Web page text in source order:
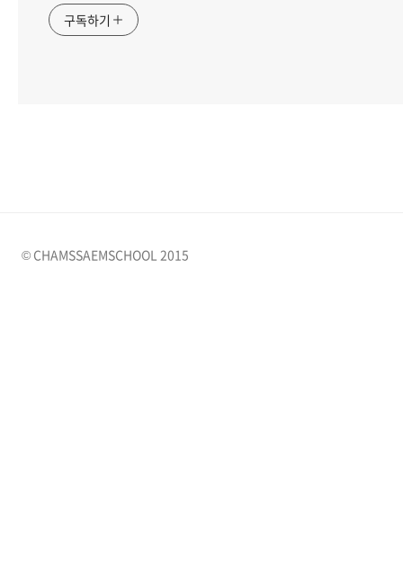
구독하기
© CHAMSSAEMSCHOOL 2015